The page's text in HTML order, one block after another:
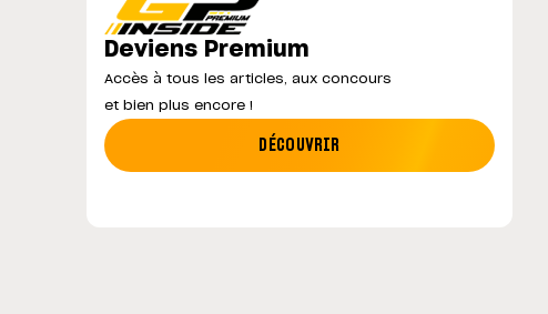
retour en
MotoGP : les cinq constructeurs signent un
Deviens Premium
Accès à tous les articles, aux concours
et bien plus encore !
DÉCOUVRIR